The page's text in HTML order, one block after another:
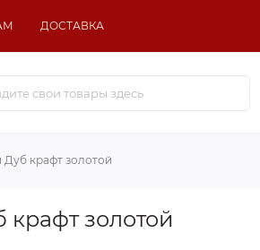
ДОСТАВКА
крафт золотой
золотой